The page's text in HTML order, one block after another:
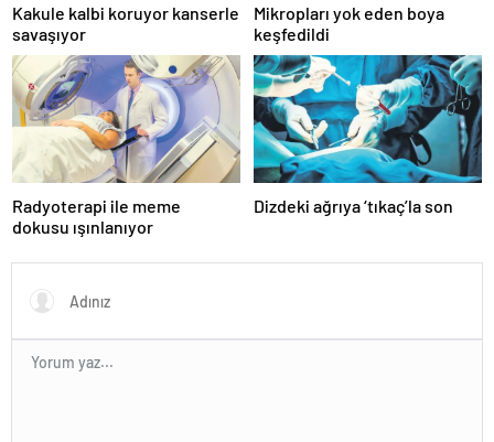
Kakule kalbi koruyor kanserle
savaşıyor
Mikropları yok eden boya
keşfedildi
Radyoterapi ile meme
dokusu ışınlanıyor
Dizdeki ağrıya ‘tıkaç’la son